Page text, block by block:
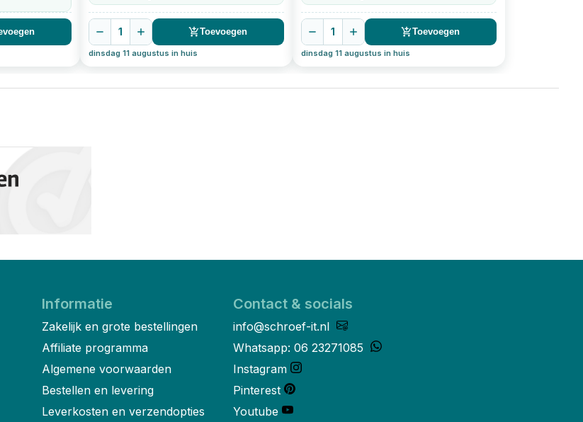
1 Toevoegen
dinsdag 11 augustus in huis
1 Toevoegen
dinsdag 11 augustus in huis
Informatie
Zakelijk en grote bestellingen
Affiliate programma
Algemene voorwaarden
Bestellen en levering
Leverkosten en verzendopties
Contact & socials
info@schroef-it.nl
Whatsapp: 06 23271085
Instagram
Pinterest
Youtube